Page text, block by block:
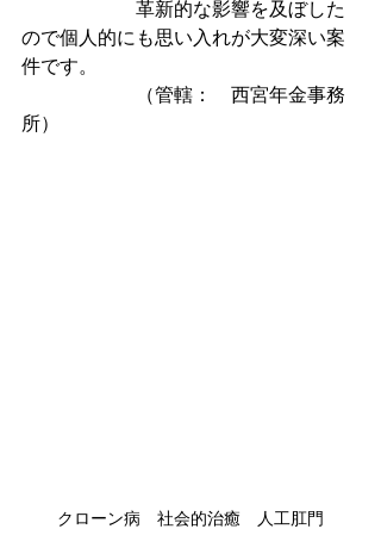
革新的な影響を及ぼした
ので個人的にも思い入れが大変深い案
件です。
（管轄：　西宮年金事務
所）
クローン病　社会的治癒　人工肛門